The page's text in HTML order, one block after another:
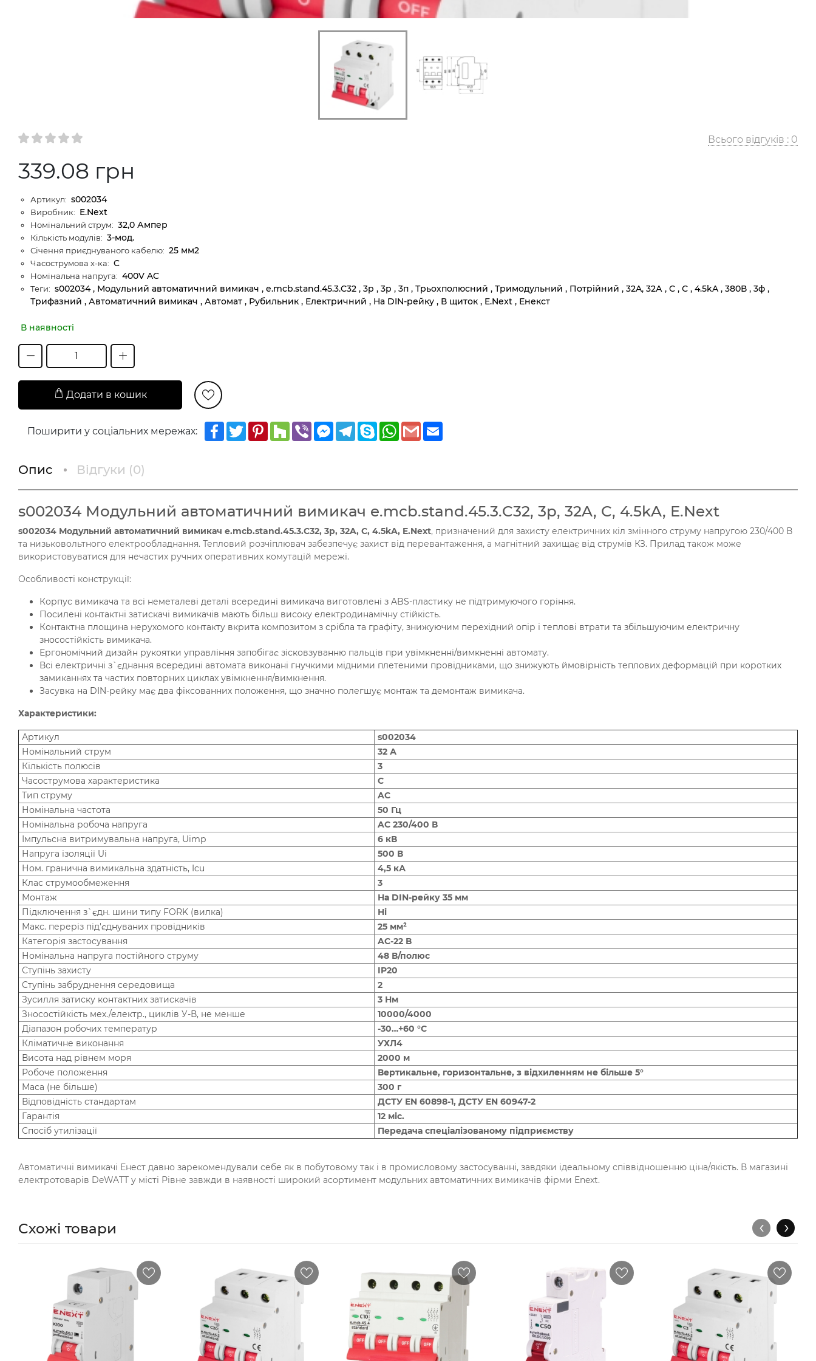
Всього відгуків : 0
339.08 грн
Артикул: s002034
Виробник: E.Next
Номінальний струм: 32,0 Ампер
Кількість модулів: 3-мод.
Січення приєднуваного кабелю: 25 мм2
Часострумова х-ка: C
Номінальна напруга: 400V AC
Теги: s002034 , Модульний автоматичний вимикач , e.mcb.stand.45.3.C32 , 3p , 3р , 3п , Трьохполюсний , Тримодульний , Потрійний , 32A, 32А , C , С , 4.5kA , 380В , 3ф ,
Трифазний , Автоматичний вимикач , Автомат , Рубильник , Електричний , На DIN-рейку , В щиток , E.Next , Енекст
В наявності
Додати в кошик
Поширити у соціальних мережах: Facebook
TwitterPinterest
HouzzViberMessenger
Telegram
SkypeWhatsApp
Gmail
Опис Відгуки (0)
s002034 Модульний автоматичний вимикач e.mcb.stand.45.3.C32, 3p, 32A, C, 4.5kA, E.Next
s002034 Модульний автоматичний вимикач e.mcb.stand.45.3.C32, 3p, 32A, C, 4.5kA, E.Next​, призначений для захисту електричних кіл змінного струму напругою 230/400 В
та низьковольтного електрообладнання. Тепловий розчіплювач забезпечує захист від перевантаження, а магнітний захищає від струмів КЗ. Прилад також може
використовуватися для нечастих ручних оперативних комутацій мережі.
Особливості конструкції:
Корпус вимикача та всі неметалеві деталі всередині вимикача виготовлені з ABS-пластику не підтримуючого горіння.
Посилені контактні затискачі вимикачів мають більш високу електродинамічну стійкість.
Контактна площина нерухомого контакту вкрита композитом з срібла та графіту, знижуючим перехідний опір і теплові втрати та збільшуючим електричну
зносостійкість вимикача.
Ергономічний дизайн рукоятки управління запобігає зісковзуванню пальців при увімкненні/вимкненні автомату.
Всі електричні з`єднання всередині автомата виконані гнучкими мідними плетеними провідниками, що знижують ймовірність теплових деформацій при коротких
замиканнях та частих повторних циклах увімкнення/вимкнення.
Засувка на DIN-рейку має два фіксованних положення, що значно полегшує монтаж та демонтаж вимикача.
Характеристики:
Артикул
s002034
Номінальний струм
32 А
Кількість полюсів
3
Часострумова характеристика
C
Тип струму
AC
Номінальна частота
50 Гц
Номінальна робоча напруга
AC 230/400 В
Імпульсна витримувальна напруга, Uimp
6 кВ
Напруга ізоляції Ui
500 В
Ном. гранична вимикальна здатність, Icu
4,5 кА
Клас струмообмеження
3
Монтаж
На DIN-рейку 35 мм
Підключення з`єдн. шини типу FORK (вилка)
Ні
Макс. переріз під'єднуваних провідників
25 мм²
Категорія застосування
AC-22 В
Номінальна напруга постійного струму
48 В/полюс
Ступінь захисту
IP20
Ступінь забруднення середовища
2
Зусилля затиску контактних затискачів
3 Нм
Зносостійкість мех./електр., циклів У-В, не менше
10000/4000
Діапазон робочих температур
-30…+60 °С
Кліматичне виконання
УХЛ4
Висота над рівнем моря
2000 м
Робоче положення
Вертикальне, горизонтальне, з відхиленням не більше 5°
Маса (не більше)
300 г
Відповідність стандартам
ДСТУ EN 60898-1, ДСТУ EN 60947-2
Гарантія
12 міс.
Спосіб утилізації
Передача спеціалізованому підприємству
Автоматичні вимикачі Енест давно зарекомендували себе як в побутовому так і в промисловому застосуванні, завдяки ідеальному співвідношенню ціна/якість. В магазині
електротоварів DeWATT у місті Рівне завжди в наявності широкий асортимент модульних автоматичних вимикачів фірми Enext.
Схожі товари ‹ ›